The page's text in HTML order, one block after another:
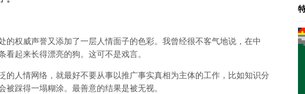
的权威声誉又添加了一层人情面子的色彩。我曾经很不客气地说，在中
起来长得漂亮的狗。这可不是戏言。
的人情网络，就最好不要从事以推广事实真相为主体的工作，比如知识分
踩得一塌糊涂。最善意的结果是被无视。